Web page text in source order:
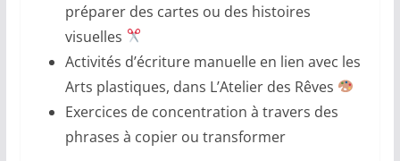
préparer des cartes ou des histoires
visuelles
Activités d’écriture manuelle en lien avec les
Arts plastiques, dans L’Atelier des Rêves
Exercices de concentration à travers des
phrases à copier ou transformer